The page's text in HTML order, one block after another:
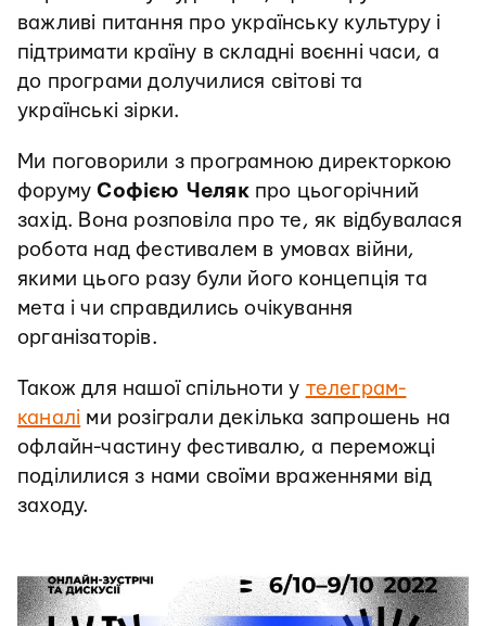
важливі питання про українську культуру і
підтримати країну в складні воєнні часи, а
до програми долучилися світові та
українські зірки.
Ми поговорили з програмною директоркою
форумуСофією Челякпро цьогорічний
захід. Вона розповіла про те, як відбувалася
робота над фестивалем в умовах війни,
якими цього разу були його концепція та
мета і чи справдились очікування
організаторів.
Також для нашої спільноти у телеграм-
каналі ми розіграли декілька запрошень на
офлайн-частину фестивалю, а переможці
поділилися з нами своїми враженнями від
заходу.